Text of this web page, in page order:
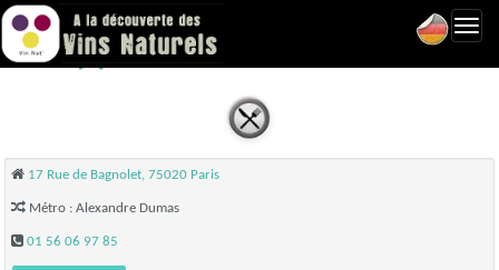
DaRock - Paris 20
17 Rue de Bagnolet, 75020 Paris
Métro : Alexandre Dumas
01 56 06 97 85